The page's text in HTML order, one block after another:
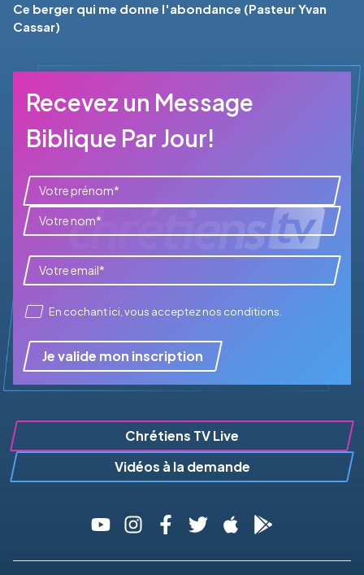
Ce berger qui me donne l'abondance (Pasteur Yvan
Cassar)
Recevez un Message
Biblique Par Jour!
En cochant ici, vous accepteznos conditions
Je valide mon inscription
Chrétiens TV Live
Vidéos à la demande